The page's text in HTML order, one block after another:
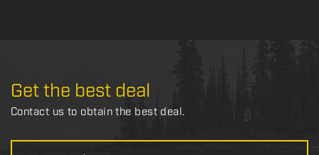
Get the best deal
Contact us to obtain the best deal.